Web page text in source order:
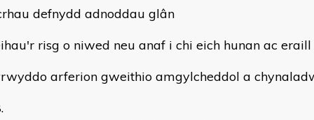
defnydd adnoddau glân
risg o niwed neu anaf i chi eich hunan ac eraill
arferion gweithio amgylcheddol a